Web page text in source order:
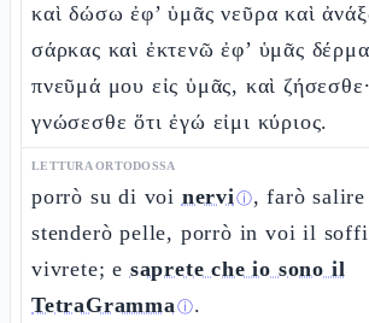
καὶ δώσω ἐφ’ ὑμᾶς νεῦρα καὶ
σάρκας καὶ ἐκτενῶ ἐφ’ ὑμᾶς
πνεῦμά μου εἰς ὑμᾶς, καὶ
γνώσεσθε ὅτι ἐγώ εἰμι κύριος.
LETTURA ORTODOSSA
porrò su di voi nerviⓘ, farò salire
stenderò pelle, porrò in voi il
vivrete; e saprete che io sono il
TetraGrammaⓘ.